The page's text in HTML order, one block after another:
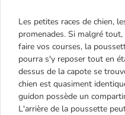
Les petites races de chien,
promenades. Si malgré
faire vos courses, la
pourra s'y reposer tout en
dessus de la capote se
chien est quasiment
guidon possède un
L'arrière de la poussette